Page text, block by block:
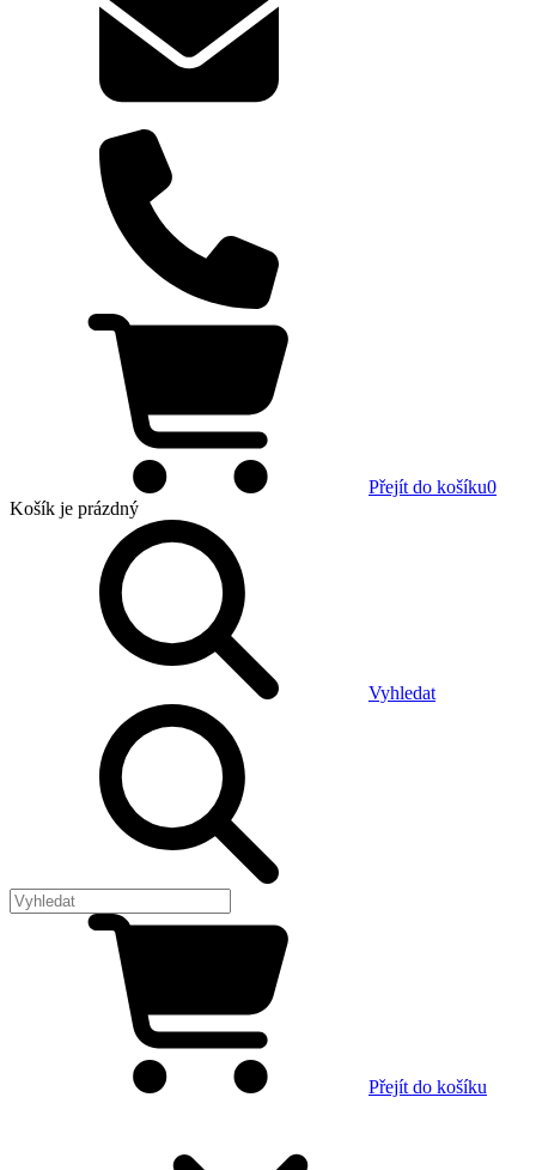
Přejít do košíku0
Košík je prázdný
Vyhledat
Přejít do košíku